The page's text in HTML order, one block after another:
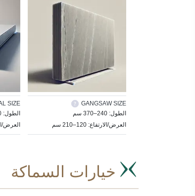
GANGSAW SIZE
الطول: 240–370 سم
العرض/الارتفاع: 120–210 سم
SIZE
الطول: 180–360 سم
العرض/
خيارات السماكة